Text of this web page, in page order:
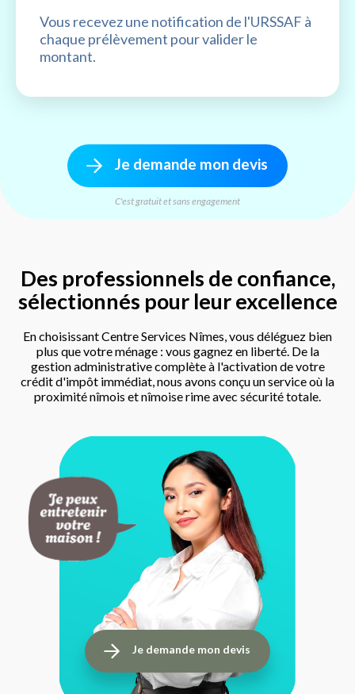
Vous recevez une notification de l'URSSAF à
chaque prélèvement pour valider le
montant.
Je demande mon devis
C'est gratuit et sans engagement
Des professionnels de confiance,
sélectionnés pour leur excellence
En choisissant Centre Services Nîmes, vous déléguez bien
plus que votre ménage : vous gagnez en liberté. De la
gestion administrative complète à l'activation de votre
crédit d'impôt immédiat, nous avons conçu un service où la
proximité nîmois et nîmoise rime avec sécurité totale.
Je demande mon devis